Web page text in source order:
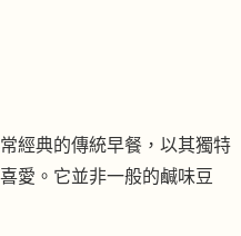
經典的傳統早餐，以其獨特
愛。它並非一般的鹹味豆